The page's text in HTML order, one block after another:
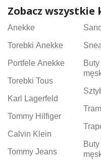
Zobacz wszystkie
Anekke
Torebki Anekke
Portfele Anekke
Torebki Tous
Karl Lagerfeld
Tommy Hilfiger
Calvin Klein
Tommy Jeans